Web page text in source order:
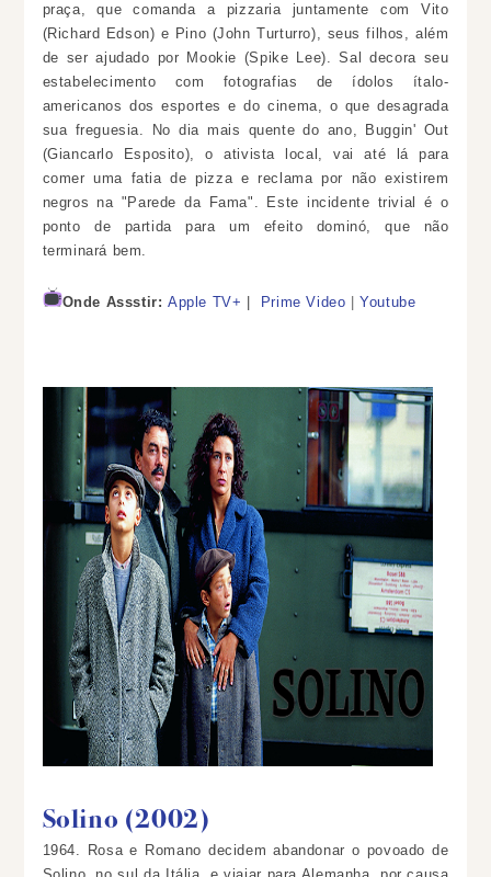
praça, que comanda a pizzaria juntamente com Vito
(Richard Edson) e Pino (John Turturro), seus filhos, além
de ser ajudado por Mookie (Spike Lee). Sal decora seu
estabelecimento com fotografias de ídolos ítalo-
americanos dos esportes e do cinema, o que desagrada
sua freguesia. No dia mais quente do ano, Buggin' Out
(Giancarlo Esposito), o ativista local, vai até lá para
comer uma fatia de pizza e reclama por não existirem
negros na "Parede da Fama". Este incidente trivial é o
ponto de partida para um efeito dominó, que não
terminará bem.
Onde Assstir: Apple TV+ Prime Video |Youtube
Solino (2002)
1964.
Rosa e Romano decidem abandonar o povoado de